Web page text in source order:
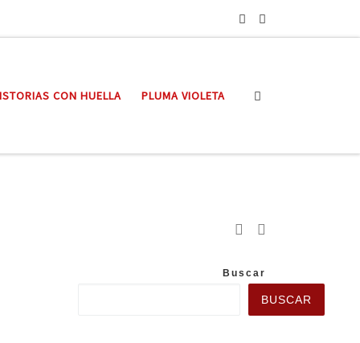
CON HUELLA PLUMA VIOLETA
Buscar
BUSCAR